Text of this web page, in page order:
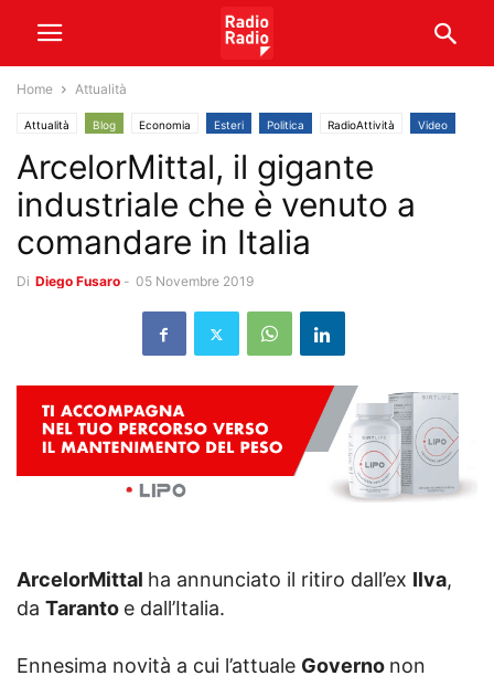
Home Attualità
Attualità Blog Economia Esteri Politica RadioAttività Video
ArcelorMittal, il gigante
industriale che è venuto a
comandare in Italia
Di Diego Fusaro - 05 Novembre 2019
ArcelorMittal ha annunciato il ritiro dall’ex Ilva,
da Taranto e dall’Italia.
Ennesima novità a cui l’attuale Governo non